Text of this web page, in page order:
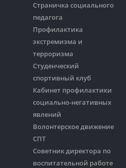
Страничка социального
педагога
Профилактика
экстремизма и
терроризма
Студенческий
спортивный клуб
Кабинет профилактики
социально-негативных
явлений
Волонтерское движение
СПТ
Советник директора по
воспитательной работе